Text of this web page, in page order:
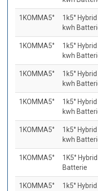
1KOMMA5°
1k5°
kwh
1KOMMA5°
1k5°
kwh
1KOMMA5°
1k5°
kwh
1KOMMA5°
1k5°
kwh
1KOMMA5°
1k5°
kwh
1KOMMA5°
1K5°
Batterie
1KOMMA5°
1k5°